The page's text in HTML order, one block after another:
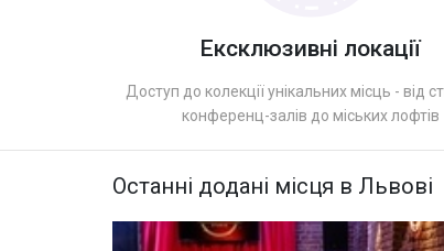
Ексклюзивні локації
Доступ до колекції унікальних місць - від
конференц-залів до міських лофтів
Останні додані місця в Львові